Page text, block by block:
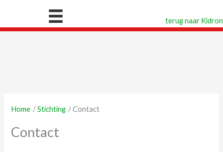
de
terug naar Kidron
Home Stichting Contact
Contact